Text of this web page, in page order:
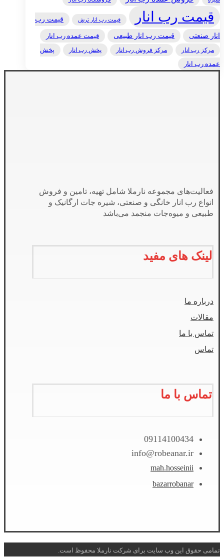
قیمت رب انار قیمت رب انار ترش قیمت رب
انار صنعتی قیمت رب انار طبیعی قیمت عمده رب انار
مرکز رب انار مرکز فروش رب انار پخش رب انار
پخش
عمده رب انار
فعالیت‌های مجموعه نارملا شامل تهیه، تامین و فروش
انواع رب انار خانگی و صنعتی، شیره جات ارگانیک و
طبیعی و میوه‌جات منجمد می‌باشد
لینک های مفید
درباره ما
مقالات
تماس با ما
تماس
تماس با ما
09114100434
info@robeanar.ir
mah.hosseinii
bazarrobanar
تمامی حقوق این وب سایت برای شرکت نارملا محفوظ است.